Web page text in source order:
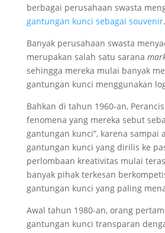
berbagai perusahaan swasta
gantungan kunci sebagai souvenir.
Banyak perusahaan swasta
merupakan salah satu sarana
sehingga mereka mulai banyak
gantungan kunci menggunakan
Bahkan di tahun 1960-an,
fenomena yang mereka sebut
gantungan kunci”, karena sampai
gantungan kunci yang dirilis ke
perlombaan kreativitas mulai
banyak pihak terkesan
gantungan kunci yang paling
Awal tahun 1980-an, orang
gantungan kunci transparan